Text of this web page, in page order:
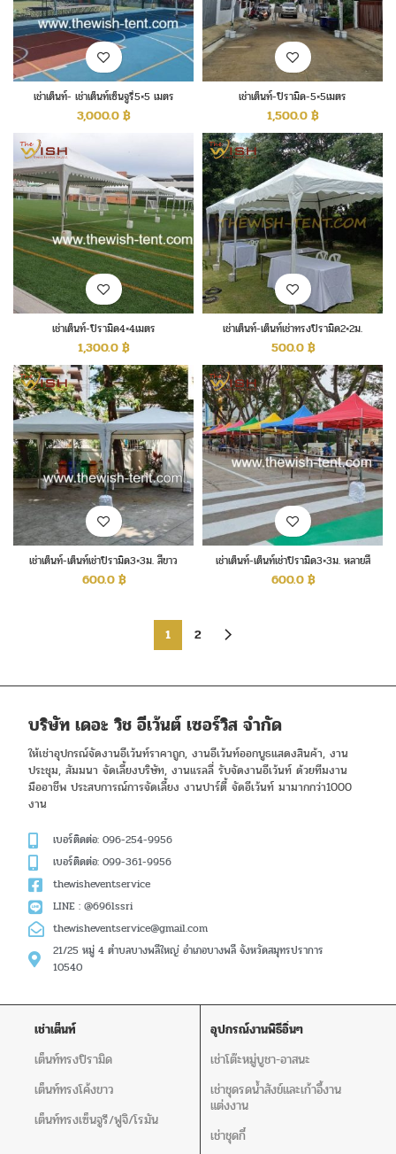
เช่าเต็นท์- เช่าเต็นท์เซ็นจูรี่5×5 เมตร
3,000.0฿
เช่าเต็นท์-ปิรามิด-5×5เมตร
1,500.0฿
เช่าเต็นท์-ปิรามิด4×4เมตร
1,300.0฿
เช่าเต็นท์-เต็นท์เช่าทรงปิรามิด2×2ม.
500.0฿
เช่าเต็นท์-เต็นท์เช่าปิรามิด3×3ม. สีขาว
600.0฿
เช่าเต็นท์-เต็นท์เช่าปิรามิด3×3ม. หลายสี
600.0฿
1 2
บริษัท เดอะ วิช อีเว้นต์ เซอร์วิส จำกัด
ให้เช่าอุปกรณ์จัดงานอีเว้นท์ราคาถูก, งานอีเว้นท์ออกบูธแสดงสินค้า, งาน
ประชุม, สัมมนา จัดเลี้ยงบริษัท, งานแรลลี่ รับจัดงานอีเว้นท์ ด้วยทีมงาน
มืออาชีพ ประสบการณ์การจัดเลี้ยง งานปาร์ตี้ จัดอีเว้นท์ มามากกว่า1000
งาน
เบอร์ติดต่อ: 096-254-9956
เบอร์ติดต่อ: 099-361-9956
thewisheventservice
LINE : @696lssri
thewisheventservice@gmail.com
21/25 หมู่ 4 ตำบลบางพลีใหญ่ อำเภอบางพลี จังหวัดสมุทรปราการ
10540
เช่าเต็นท์
เต็นท์ทรงปิรามิด
เต็นท์ทรงโค้งขาว
เต็นท์ทรงเซ็นจูรี/ฟูจิ/โรมัน
อุปกรณ์งานพิธีอิ่นๆ
เช่าโต๊ะหมู่บูชา-อาสนะ
เช่าชุดรดน้ำสังข์และเก้าอี้งาน
แต่งงาน
เช่าชุดกี๋